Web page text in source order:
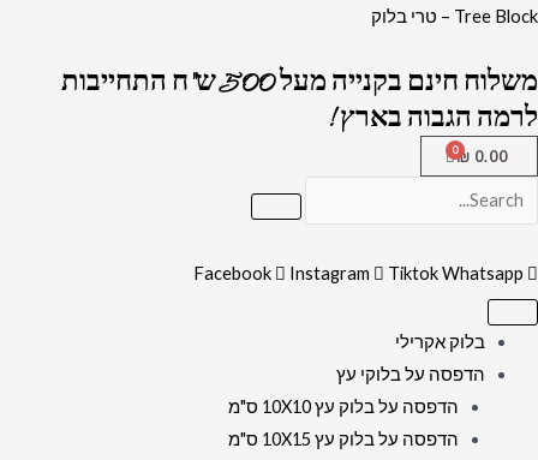
דילוג
Tree Block – טרי בלוק
משלוח חינם בקנייה מעל 500 ש"ח התחייבות
לרמה הגבוה בארץ !
0.00
₪
Facebook Instagram TiktokWhatsapp
בלוק אקרילי
הדפסה על בלוקי עץ
הדפסה על בלוק עץ 10X10 ס"מ
הדפסה על בלוק עץ 10X15 ס"מ
כמות
2378
-
מודים
דרבנן
לבית
כנסת
על
קנבס
זכוכית